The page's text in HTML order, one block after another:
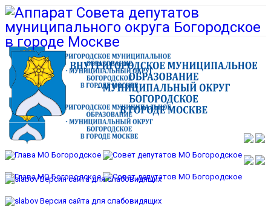
Версия сайта для слабовидящих
Версия сайта для слабовидящих